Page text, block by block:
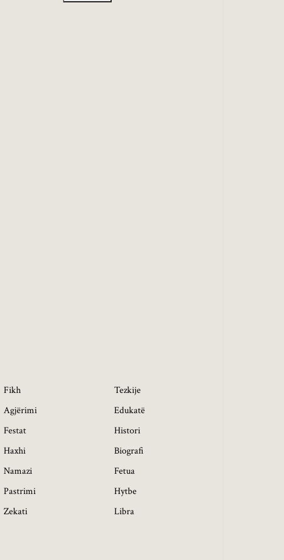
Fikh
Agjërimi
Festat
Haxhi
Namazi
Pastrimi
Zekati
Tezkije
Edukatë
Histori
Biografi
Fetua
Hytbe
Libra